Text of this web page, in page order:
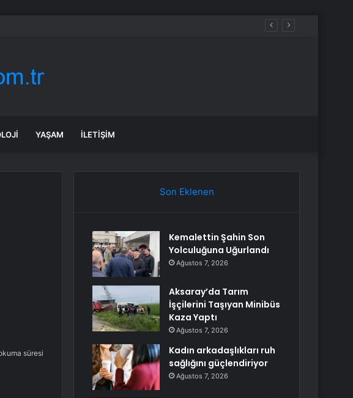
YAŞAM İLETIŞIM
süresi
Son Eklenen
Kemalettin Şahin Son
Yolculuğuna Uğurlandı
Ağustos 7, 2026
Aksaray’da Tarım
İşçilerini Taşıyan Minibüs
Kaza Yaptı
Ağustos 7, 2026
Kadın arkadaşlıkları ruh
sağlığını güçlendiriyor
Ağustos 7, 2026